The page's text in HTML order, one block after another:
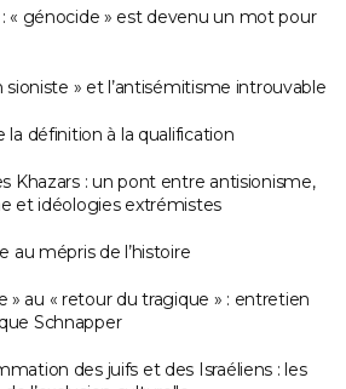
« génocide » est devenu un mot pour
sioniste » et l’antisémitisme introuvable
la définition à la qualification
Khazars : un pont entre antisionisme,
et idéologies extrémistes
au mépris de l’histoire
» au « retour du tragique » : entretien
Schnapper
des juifs et des Israéliens : les